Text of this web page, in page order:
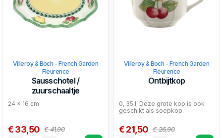
Villeroy & Boch - French Garden
Fleurence
Sausschotel /
zuurschaaltje
24 x 16 cm
€ 33,50 € 41,90
Villeroy & Boch - French Garden
Fleurence
Ontbijtkop
0, 35 l. Deze grote kop is ook
geschikt als soepkop.
€ 21,50 € 26,90